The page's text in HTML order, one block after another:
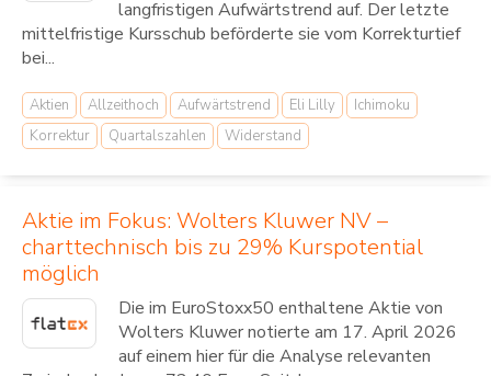
langfristigen Aufwärtstrend auf. Der letzte
mittelfristige Kursschub beförderte sie vom Korrekturtief
bei...
Aktien Allzeithoch Aufwärtstrend Eli Lilly
Ichimoku
Korrektur
Quartalszahlen Widerstand
Aktie im Fokus: Wolters Kluwer NV –
charttechnisch bis zu 29% Kurspotential
möglich
Die im EuroStoxx50 enthaltene Aktie von
Wolters Kluwer notierte am 17. April 2026
auf einem hier für die Analyse relevanten